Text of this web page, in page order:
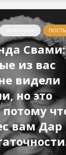
Свами:
из вас
видели
но это
вам Дар